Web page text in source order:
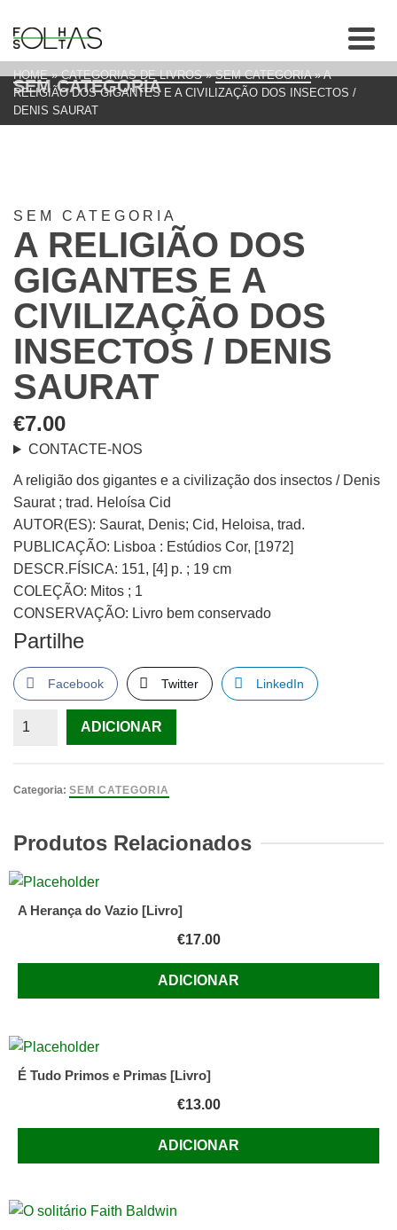
SEM CATEGORIA
HOME » CATEGORIAS DE LIVROS » SEM CATEGORIA » A
RELIGIÃO DOS GIGANTES E A CIVILIZAÇÃO DOS INSECTOS /
DENIS SAURAT
SEM CATEGORIA
A RELIGIÃO DOS
GIGANTES E A
CIVILIZAÇÃO DOS
INSECTOS / DENIS
SAURAT
€7.00
CONTACTE-NOS
A religião dos gigantes e a civilização dos insectos / Denis
Saurat ; trad. Heloísa Cid
AUTOR(ES): Saurat, Denis; Cid, Heloisa, trad.
PUBLICAÇÃO: Lisboa : Estúdios Cor, [1972]
DESCR.FÍSICA: 151, [4] p. ; 19 cm
COLEÇÃO: Mitos ; 1
CONSERVAÇÃO: Livro bem conservado
Partilhe
Facebook Twitter LinkedIn
Quantidade
religião
e
a
dos
ADICIONAR
Categoria: SEM CATEGORIA
Produtos Relacionados
A Herança do Vazio [Livro]
€17.00
ADICIONAR
É Tudo Primos e Primas [Livro]
€13.00
ADICIONAR